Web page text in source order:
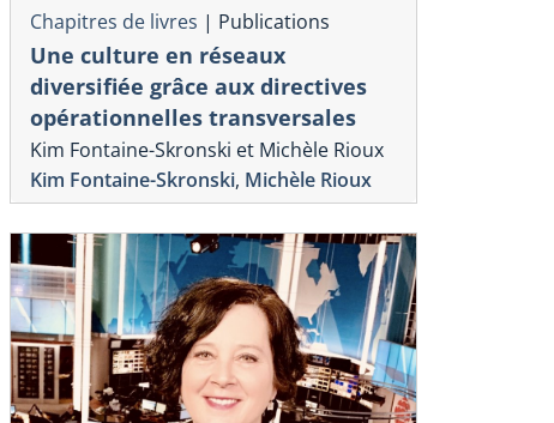
Chapitres de livres | Publications
Une culture en réseaux
diversifiée grâce aux directives
opérationnelles transversales
Kim Fontaine-Skronski et Michèle Rioux
Kim Fontaine-Skronski, Michèle Rioux